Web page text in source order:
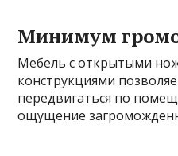
Минимум
Мебель с открытыми
конструкциями
передвигаться по
ощущение